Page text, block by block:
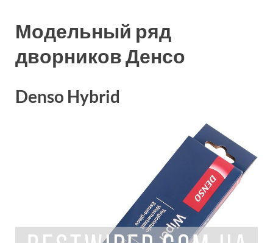
Модельный ряд
дворников Денсо
Denso Hybrid